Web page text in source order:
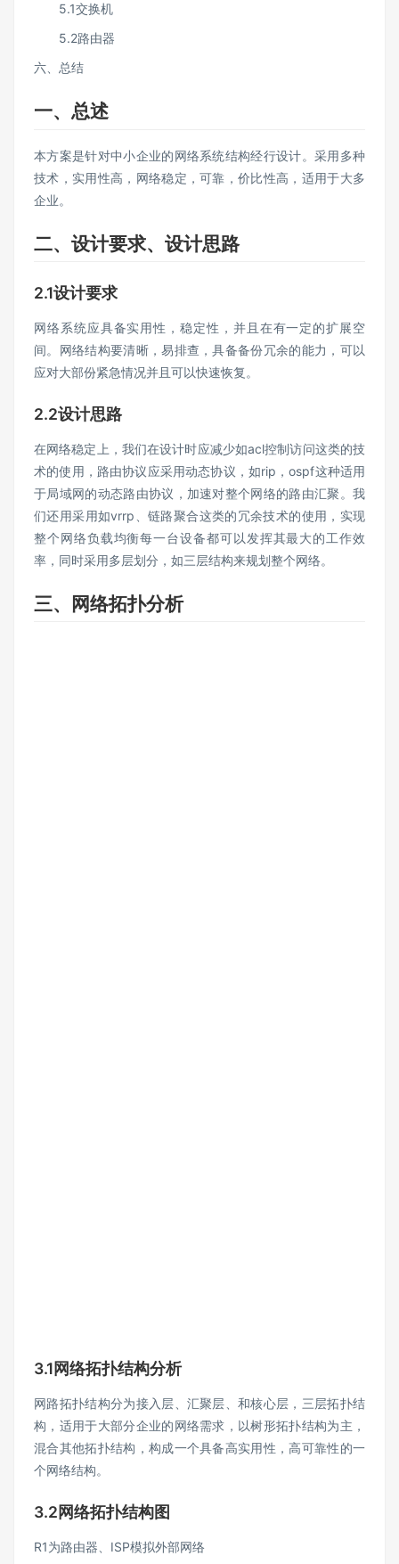
5.1交换机
5.2路由器
六、总结
一、总述
本方案是针对中小企业的网络系统结构经行设计。采用多种
技术，实用性高，网络稳定，可靠，价比性高，适用于大多
企业。
二、设计要求、设计思路
2.1设计要求
网络系统应具备实用性，稳定性，并且在有一定的扩展空
间。网络结构要清晰，易排查，具备备份冗余的能力，可以
应对大部份紧急情况并且可以快速恢复。
2.2设计思路
在网络稳定上，我们在设计时应减少如acl控制访问这类的技
术的使用，路由协议应采用动态协议，如rip，ospf这种适用
于局域网的动态路由协议，加速对整个网络的路由汇聚。我
们还用采用如vrrp、链路聚合这类的冗余技术的使用，实现
整个网络负载均衡每一台设备都可以发挥其最大的工作效
率，同时采用多层划分，如三层结构来规划整个网络。
三、网络拓扑分析
3.1网络拓扑结构分析
网路拓扑结构分为接入层、汇聚层、和核心层，三层拓扑结
构，适用于大部分企业的网络需求，以树形拓扑结构为主，
混合其他拓扑结构，构成一个具备高实用性，高可靠性的一
个网络结构。
3.2网络拓扑结构图
R1为路由器、ISP模拟外部网络